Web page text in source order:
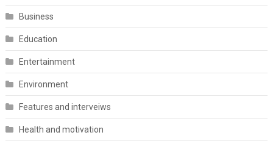
Business
Education
Entertainment
Environment
Features and interveiws
Health and motivation